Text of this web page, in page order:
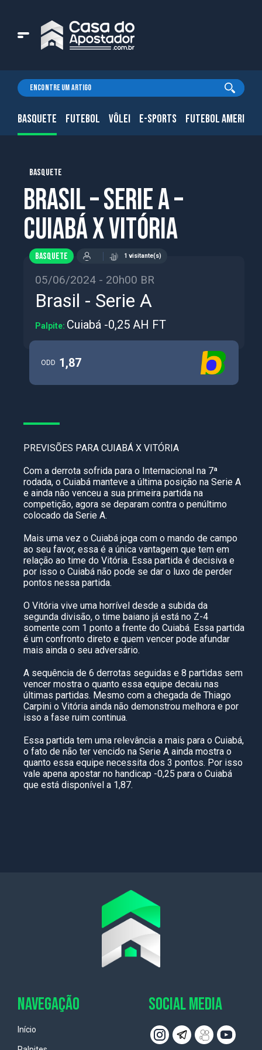
BASQUETE FUTEBOL VÔLEI E-SPORTS FUTEBOL
BASQUETE
Brasil – Serie A –
Cuiabá x Vitória
BASQUETE 1 visitante(s)
05/06/2024 - 20h00 BR
Brasil - Serie A
Palpite: Cuiabá -0,25 AH FT
ODD 1,87
PREVISÕES PARA CUIABÁ X VITÓRIA
Com a derrota sofrida para o Internacional na 7ª
rodada, o Cuiabá manteve a última posição na Serie A
e ainda não venceu a sua primeira partida na
competição, agora se deparam contra o penúltimo
colocado da Serie A.
Mais uma vez o Cuiabá joga com o mando de campo
ao seu favor, essa é a única vantagem que tem em
relação ao time do Vitória. Essa partida é decisiva e
por isso o Cuiabá não pode se dar o luxo de perder
pontos nessa partida.
O Vitória vive uma horrível desde a subida da
segunda divisão, o time baiano já está no Z-4
somente com 1 ponto a frente do Cuiabá. Essa partida
é um confronto direto e quem vencer pode afundar
mais ainda o seu adversário.
A sequência de 6 derrotas seguidas e 8 partidas sem
vencer mostra o quanto essa equipe decaiu nas
últimas partidas. Mesmo com a chegada de Thiago
Carpini o Vitória ainda não demonstrou melhora e por
isso a fase ruim continua.
Essa partida tem uma relevância a mais para o Cuiabá,
o fato de não ter vencido na Serie A ainda mostra o
quanto essa equipe necessita dos 3 pontos. Por isso
vale apena apostar no handicap -0,25 para o Cuiabá
que está disponível a 1,87.
NAVEGAÇÃO
Início
SOCIAL MEDIA